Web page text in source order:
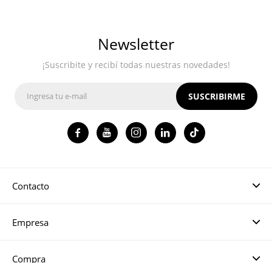
Contacto
Empresa
Compra
Newsletter
¡Suscribite y recibí todas nuestras novedades!
SUSCRIBIRME
   